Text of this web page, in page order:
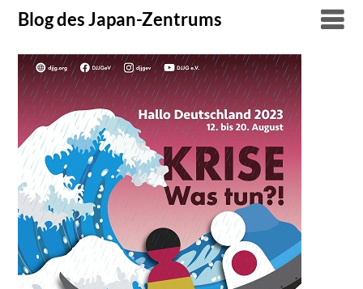
Skip
content
Blog des Japan-Zentrums